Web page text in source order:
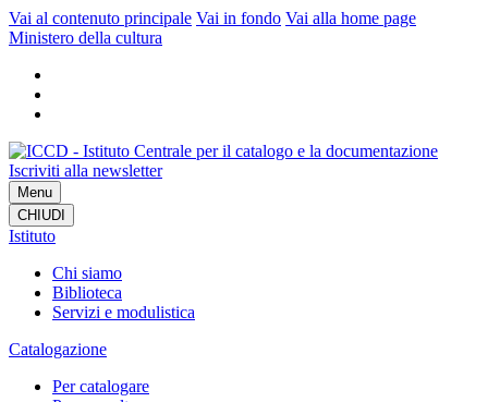
Vai al contenuto principale Vai in fondo Vai alla home page
Ministero della cultura
Iscriviti alla newsletter
Menu
CHIUDI
Istituto
Chi siamo
Biblioteca
Servizi e modulistica
Catalogazione
Per catalogare